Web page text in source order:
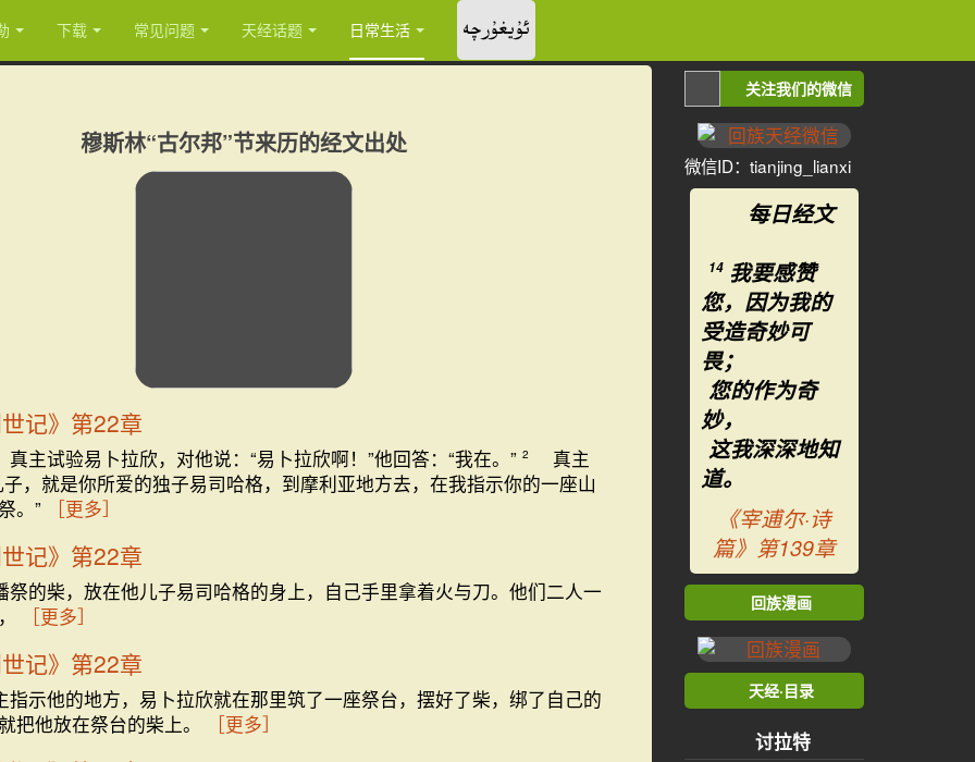
下载 常见问题 天经话题 日常生活 ئۇيغۇرچە
穆斯林“古尔邦”节来历的经文出处
记》第22章
主试验易卜拉欣，对他说：“易卜拉欣啊！”他回答：“我在。” 2
真主
，就是你所爱的独子易司哈格，到摩利亚地方去，在我指示你的一座山
。”
［更多］
记》第22章
祭的柴，放在他儿子易司哈格的身上，自己手里拿着火与刀。他们二人一
［更多］
记》第22章
示他的地方，易卜拉欣就在那里筑了一座祭台，摆好了柴，绑了自己的
把他放在祭台的柴上。
［更多］
关注我们的微信
微信ID：tianjing_lianxi
每日经文
14 我要感赞
您，因为我的
受造奇妙可
畏；
您的作为奇
妙，
这我深深地知
道。
《宰逋尔·诗
篇》第139章
回族漫画
天经·目录
讨拉特